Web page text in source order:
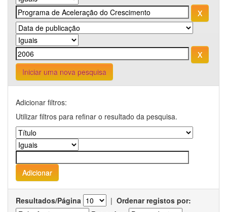
Iniciar uma nova pesquisa
Adicionar filtros:
Utilizar filtros para refinar o resultado da pesquisa.
Resultados/Página | Ordenar registos por: